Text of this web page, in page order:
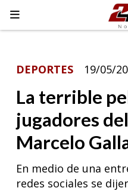
La terrible
jugadores
Marcelo
En medio de una
redes sociales se
DEPORTES 19/05/